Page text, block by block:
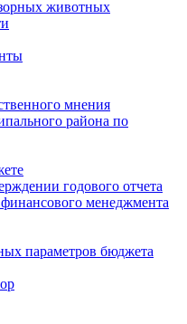
животных
мнения
района по
годового отчета
менеджмента
параметров бюджета